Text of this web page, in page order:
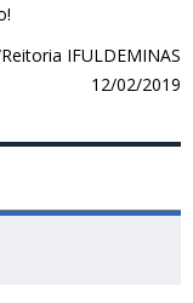
IFULDEMINAS
12/02/2019